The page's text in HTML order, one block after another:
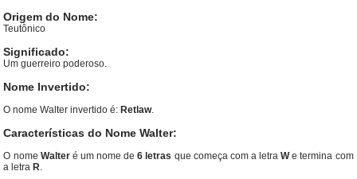
Origem do Nome:
Teutônico
Significado:
Um guerreiro poderoso.
Nome Invertido:
O nome Walter invertido é: Retlaw.
Características do Nome Walter:
O nome Walteré um nome de6 letras que começa com a letraWe termina com
a letra R.